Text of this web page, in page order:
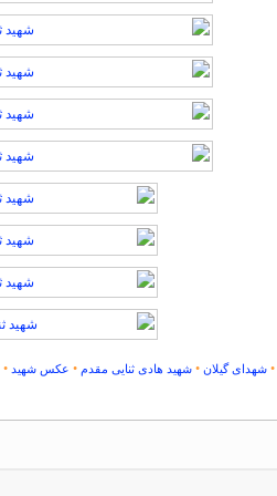
• شهدای گیلان • شهید هادی ثنایی مقدم • عکس شهید •